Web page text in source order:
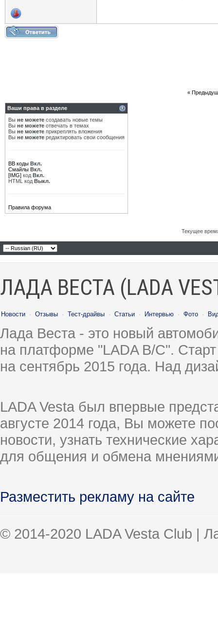
«
Ваши права в разделе
Вы не можете создавать новые темы
Вы не можете отвечать в темах
Вы не можете прикреплять вложения
Вы не можете редактировать свои сообщения
BB коды Вкл.
Смайлы Вкл.
[IMG] код Вкл.
HTML код Выкл.
Правила форума
Текущее
ЛАДА ВЕСТА (LADA
Новости · Отзывы · Тест-драйвы · Статьи · Интервью · Фото ·
Лада Веста - это новый
на платформе "LADA B/C".
на сентябрь 2015 года. Над
LADA Vesta был впервые
августе 2014 года, Вы можете
новости, узнать технические
для общения и обмена
Разместить рекламу на сайте
© 2014-2020 LADA Vesta Club |